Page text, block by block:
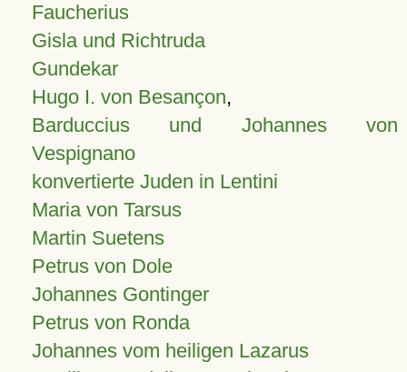
Faucherius
Gisla und Richtruda
Gundekar
Hugo I. von Besançon,
Barduccius und Johannes von
Vespignano
konvertierte Juden in Lentini
Maria von Tarsus
Martin Suetens
Petrus von Dole
Johannes Gontinger
Petrus von Ronda
Johannes vom heiligen Lazarus